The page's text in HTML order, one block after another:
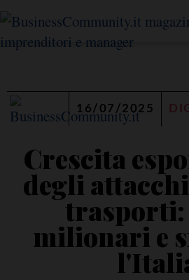
16/07/2025
Crescita
degli
trasporti:
milionari e